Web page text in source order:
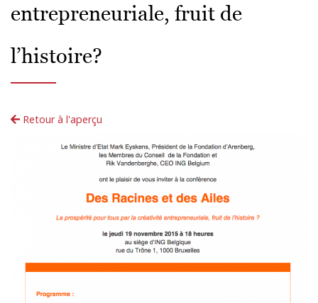
entrepreneuriale, fruit de
l’histoire?
Retour à l'aperçu